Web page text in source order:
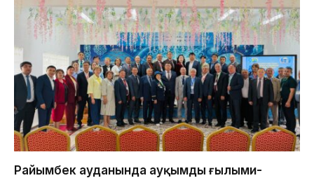
Райымбек ауданында ауқымды ғылыми-